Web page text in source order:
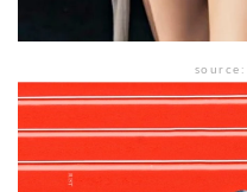
source: